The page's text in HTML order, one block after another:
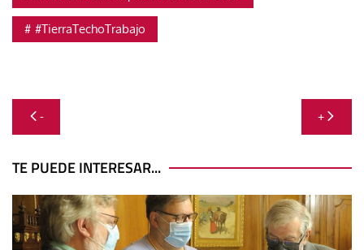
#TierraTechoTrabajo
Navegación
de
entradas
- +
TE PUEDE INTERESAR...